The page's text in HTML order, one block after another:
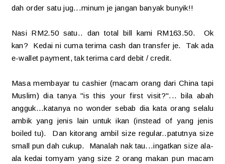
dah order satu jug...minum je jangan banyak bunyik!!
Nasi RM2.50 satu.. dan total bill kami RM163.50. Ok
kan? Kedai ni cuma terima cash dan transfer je. Tak ada
e-wallet payment, tak terima card debit / credit.
Masa membayar tu cashier (macam orang dari China tapi
Muslim) dia tanya "is this your first visit?"... bila abah
angguk...katanya no wonder sebab dia kata orang selalu
ambik yang jenis lain untuk ikan (instead of yang jenis
boiled tu). Dan kitorang ambil size regular..patutnya size
small pun dah cukup. Manalah nak tau...ingatkan size ala-
ala kedai tomyam yang size 2 orang makan pun macam